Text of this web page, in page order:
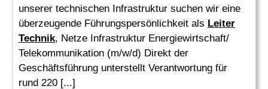
unserer technischen Infrastruktur suchen wir eine
überzeugende Führungspersönlichkeit als Leiter
Technik, Netze Infrastruktur Energiewirtschaft/
Telekommunikation (m/w/d) Direkt der
Geschäftsführung unterstellt Verantwortung für
rund 220 [...]